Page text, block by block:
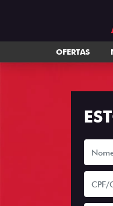
OFERTAS